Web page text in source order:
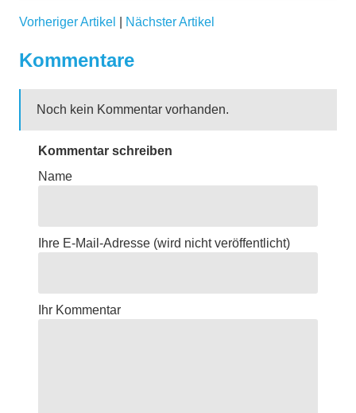
Vorheriger Artikel Nächster Artikel
Kommentare
Noch kein Kommentar vorhanden.
Kommentar schreiben
Name
Ihre E-Mail-Adresse (wird nicht veröffentlicht)
Ihr Kommentar